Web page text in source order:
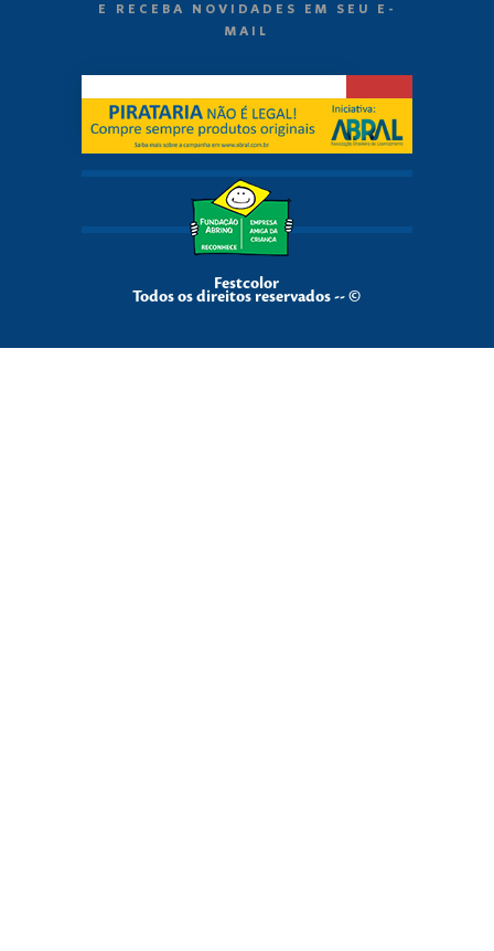
E RECEBA NOVIDADES EM SEU E-
MAIL
Festcolor
Todos os direitos reservados -- ©